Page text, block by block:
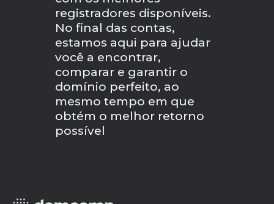
registradores disponíveis.
No final das contas,
estamos aqui para ajudar
você a encontrar,
comparar e garantir o
domínio perfeito, ao
mesmo tempo em que
obtém o melhor retorno
possível